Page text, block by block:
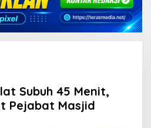
Subuh 45 Menit,
Pejabat Masjid